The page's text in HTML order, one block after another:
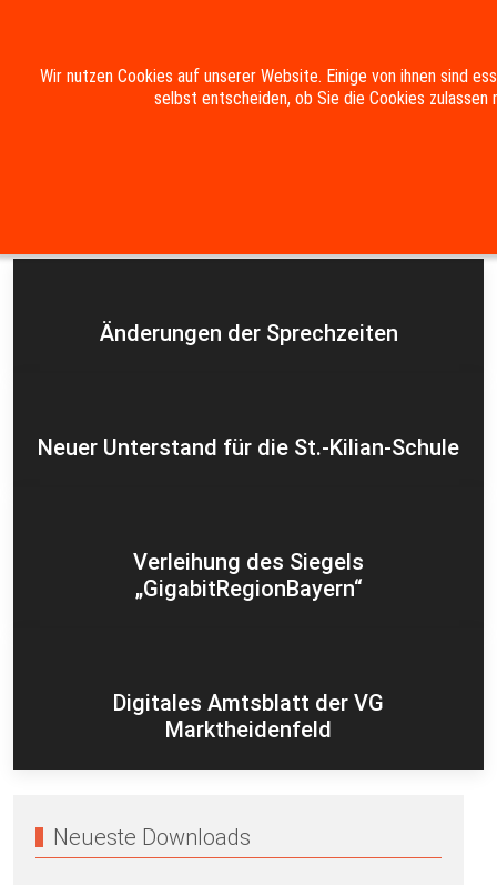
Impressum Datenschutzerklärung
Änderungen der Sprechzeiten
Neuer Unterstand für die St.-Kilian-Schule
Verleihung des Siegels
„GigabitRegionBayern“
Digitales Amtsblatt der VG
Marktheidenfeld
Neueste Downloads
Wir nutzen Cookies auf unserer Website. Einige von ihnen sind
selbst entscheiden, ob Sie die Cookies